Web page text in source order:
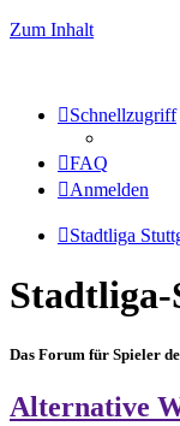
Zum Inhalt
Schnellzugriff
FAQ
Anmelden
Stadtliga
Das Forum für Spieler
Alternative